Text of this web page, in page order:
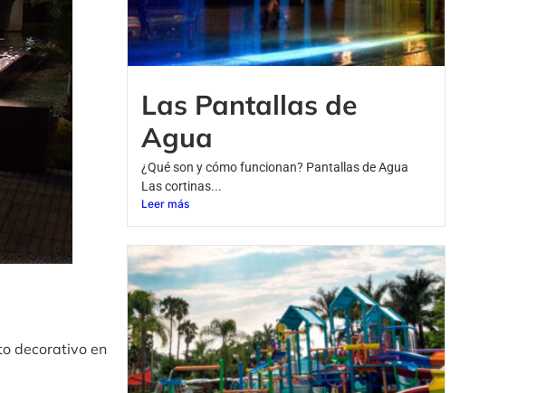
decorativo en
Las Pantallas de
Agua
¿Qué son y cómo funcionan? Pantallas de Agua
Las cortinas...
Leer más